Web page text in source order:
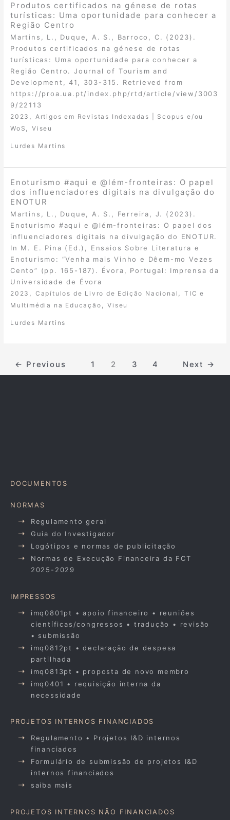
Produtos certificados na génese de rotas
turísticas: Uma oportunidade para conhecer a
Região Centro
Martins, L., Duque, A. S., Barroco, C. (2023).
Produtos certificados na génese de rotas
turísticas: Uma oportunidade para conhecer a
Região Centro. Journal of Tourism and
Development, 41, 303-315. Retrieved from
https://proa.ua.pt/index.php/rtd/article/view/3003
9/22113
2023 , Artigos em Revistas Indexadas | Scopus e/ou
WoS ,Viseu
Lurdes Martins
Enoturismo #aqui e @lém-fronteiras: O papel
dos influenciadores digitais na divulgação do
ENOTUR
Martins, L., Duque, A. S., Ferreira, J. (2023).
Enoturismo #aqui e @lém-fronteiras: O papel dos
influenciadores digitais na divulgação do ENOTUR.
In M. E. Pina (Ed.), Ensaios Sobre Literatura e
Enoturismo: “Venha mais Vinho e Dêem-mo Vezes
Cento” (pp. 165-187). Évora, Portugal: Imprensa da
Universidade de Évora
2023 Capítulos de Livro de Edição Nacional ,TIC e
Multimédia na Educação
,Viseu
Lurdes Martins
← Previous 1 2 3 4 Next →
DOCUMENTOS
NORMAS
Regulamento geral
Guia do Investigador
Logótipos e normas de publicitação
Normas de Execução Financeira da FCT
2025-2029
IMPRESSOS
imq0801pt • apoio financeiro • reuniões
científicas/congressos • tradução • revisão
• submissão
imq0812pt • declaração de despesa
partilhada
imq0813pt • proposta de novo membro
imq0401 • requisição interna da
necessidade
PROJETOS INTERNOS FINANCIADOS
Regulamento • Projetos I&D internos
financiados
Formulário de submissão de projetos I&D
internos financiados
saiba mais
PROJETOS INTERNOS NÃO FINANCIADOS